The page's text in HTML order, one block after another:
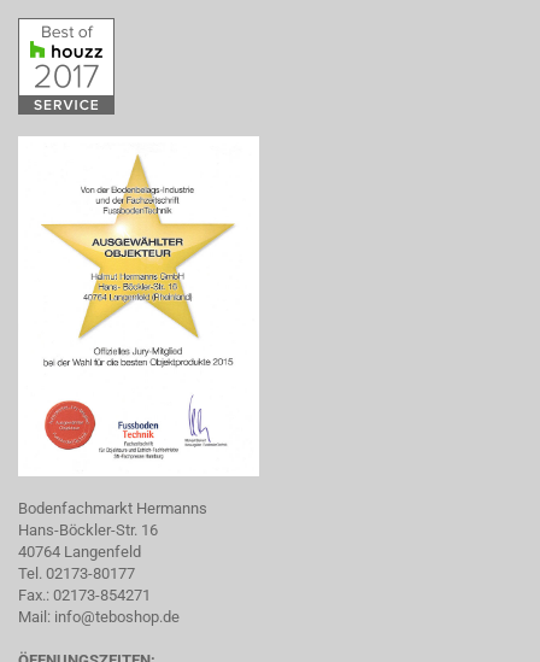
Bodenfachmarkt Hermanns
Hans-Böckler-Str. 16
40764 Langenfeld
Tel. 02173-80177
Fax.: 02173-854271
Mail: info@teboshop.de